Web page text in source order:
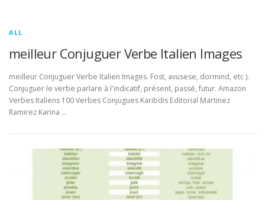
ALL
meilleur Conjuguer Verbe Italien Images
meilleur Conjuguer Verbe Italien Images. Fost, avusese, dormind, etc ).
Conjuguer le verbe parlare à l'indicatif, présent, passé, futur. Amazon
Verbes Italiens 100 Verbes Conjugues Karibdis Editorial Martinez
Ramirez Karina …